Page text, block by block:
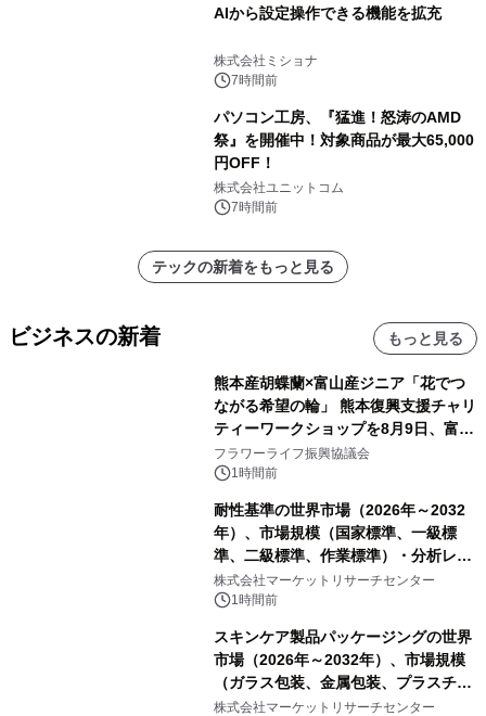
AIから設定操作できる機能を拡充
株式会社ミショナ
7時間前
パソコン工房、『猛進！怒涛のAMD
祭』を開催中！対象商品が最大65,000
円OFF！
株式会社ユニットコム
7時間前
テックの新着をもっと見る
ビジネスの新着 もっと見る
熊本産胡蝶蘭×富山産ジニア「花でつ
ながる希望の輪」 熊本復興支援チャリ
ティーワークショップを8月9日、富
山・射水で開催
フラワーライフ振興協議会
1時間前
耐性基準の世界市場（2026年～2032
年）、市場規模（国家標準、一級標
準、二級標準、作業標準）・分析レポ
ートを発表
株式会社マーケットリサーチセンター
1時間前
スキンケア製品パッケージングの世界
市場（2026年～2032年）、市場規模
（ガラス包装、金属包装、プラスチッ
ク包装、その他）・分析レポートを発
株式会社マーケットリサーチセンター